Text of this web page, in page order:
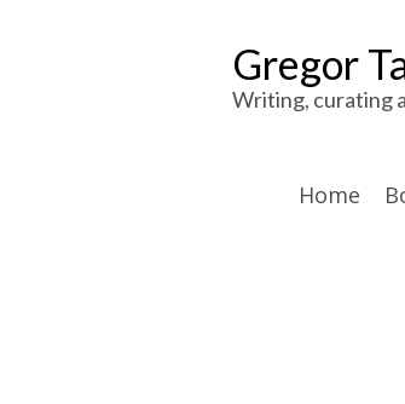
Gregor
Writing, curating
Home